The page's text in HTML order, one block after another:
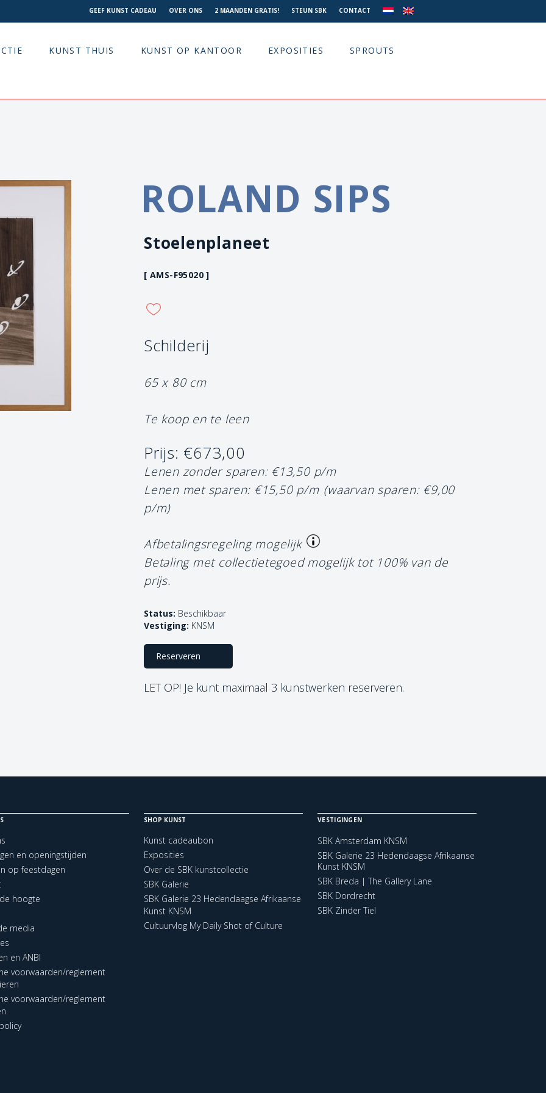
GEEF KUNST CADEAU OVER ONS 2 MAANDEN GRATIS! STEUN SBK CONTACT
KUNST THUIS KUNST OP KANTOOR EXPOSITIES SPROUTS
ROLAND SIPS
Stoelenplaneet
[ AMS-F95020 ]
Schilderij
65 x 80 cm
Te koop en te leen
Prijs: €673,00
Lenen zonder sparen: €13,50 p/m
Lenen met sparen: €15,50 p/m (waarvan sparen: €9,00
p/m)
Afbetalingsregeling mogelijk
Betaling met collectietegoed mogelijk tot 100% van de
prijs.
Status: Beschikbaar
Vestiging: KNSM
Reserveren
LET OP! Je kunt maximaal 3 kunstwerken reserveren.
en openingstijden
op feestdagen
hoogte
media
en ANBI
voorwaarden/reglement
voorwaarden/reglement
SHOP KUNST
Kunst cadeaubon
Exposities
Over de SBK kunstcollectie
SBK Galerie
SBK Galerie 23 Hedendaagse Afrikaanse
Kunst KNSM
Cultuurvlog My Daily Shot of Culture
VESTIGINGEN
SBK Amsterdam KNSM
SBK Galerie 23 Hedendaagse Afrikaanse
Kunst KNSM
SBK Breda | The Gallery Lane
SBK Dordrecht
SBK Zinder Tiel